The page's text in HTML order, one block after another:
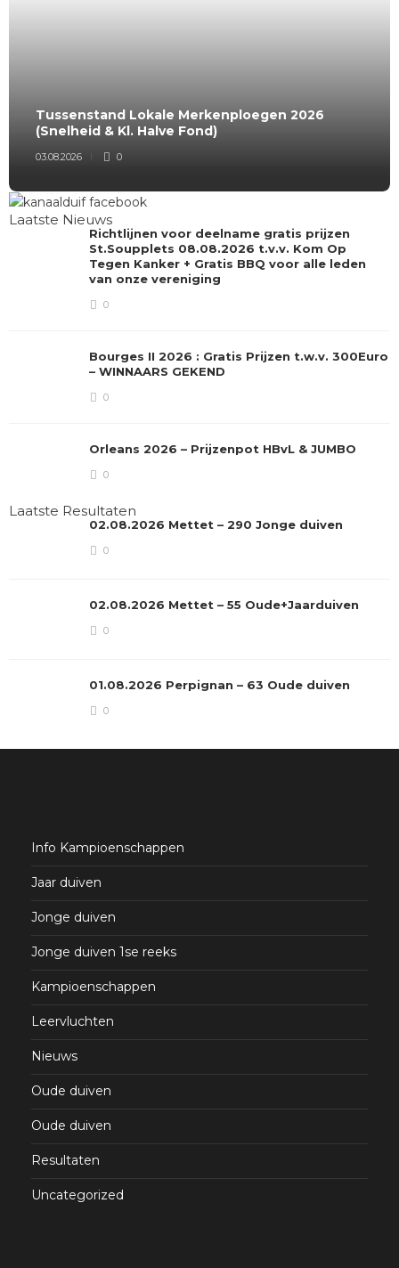
Tussenstand Lokale Merkenploegen 2026
(Snelheid & Kl. Halve Fond)
03.08.2026 0
Laatste Nieuws
Richtlijnen voor deelname gratis prijzen
St.Soupplets 08.08.2026 t.v.v. Kom Op
Tegen Kanker + Gratis BBQ voor alle leden
van onze vereniging
0
Bourges II 2026 : Gratis Prijzen t.w.v. 300Euro
– WINNAARS GEKEND
0
Orleans 2026 – Prijzenpot HBvL & JUMBO
0
Laatste Resultaten
02.08.2026 Mettet – 290 Jonge duiven
0
02.08.2026 Mettet – 55 Oude+Jaarduiven
0
01.08.2026 Perpignan – 63 Oude duiven
0
Info Kampioenschappen
Jaar duiven
Jonge duiven
Jonge duiven 1se reeks
Kampioenschappen
Leervluchten
Nieuws
Oude duiven
Oude duiven
Resultaten
Uncategorized